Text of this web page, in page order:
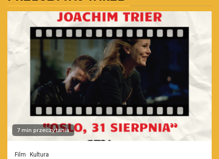
7 min przeczytania
Film Kultura